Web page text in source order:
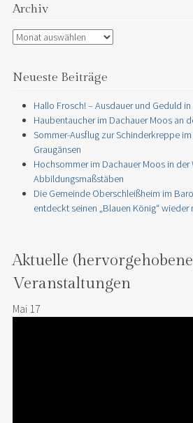
Archiv
Archiv
Neueste Beiträge
Hallo Frosch! – Ausdauer und Geduld
Haubentaucher im Dachauer Moos an
Sommer-Ausflug zur Schinderkreppe
Graugänsen
Hochsommer im Dachauer Moos in der
Abbildungsmaßstäben
Die Gemeinde Oberschleißheim im
entdeckt seinen „Blauen König“ wieder
Aktuelle
Veranstaltungen
Mai 17